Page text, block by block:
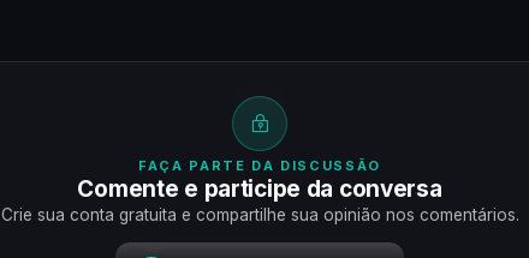
FAÇA PARTE DA DISCUSSÃO
Comente e participe da conversa
Crie sua conta gratuita e compartilhe sua opinião nos comentários.